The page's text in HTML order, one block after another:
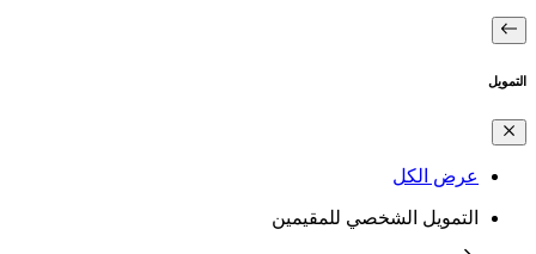
التمويل
عرض الكل
التمويل الشخصي للمقيمين